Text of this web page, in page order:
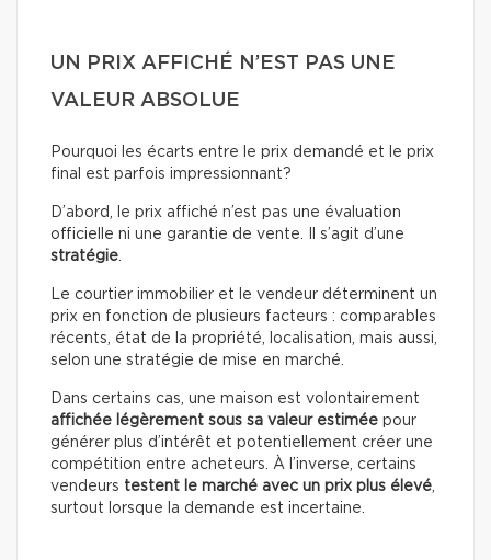
UN PRIX AFFICHÉ N’EST PAS UNE
VALEUR ABSOLUE
Pourquoi les écarts entre le prix demandé et le prix
final est parfois impressionnant?
D’abord, le prix affiché n’est pas une évaluation
officielle ni une garantie de vente. Il s’agit d’une
stratégie.
Le courtier immobilier et le vendeur déterminent un
prix en fonction de plusieurs facteurs : comparables
récents, état de la propriété, localisation, mais aussi,
selon une stratégie de mise en marché.
Dans certains cas, une maison est volontairement
affichée légèrement sous sa valeur estimée pour
générer plus d’intérêt et potentiellement créer une
compétition entre acheteurs. À l’inverse, certains
vendeurs testent le marché avec un prix plus élevé,
surtout lorsque la demande est incertaine.